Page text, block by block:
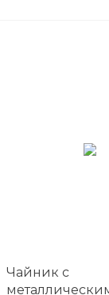
Чайник с